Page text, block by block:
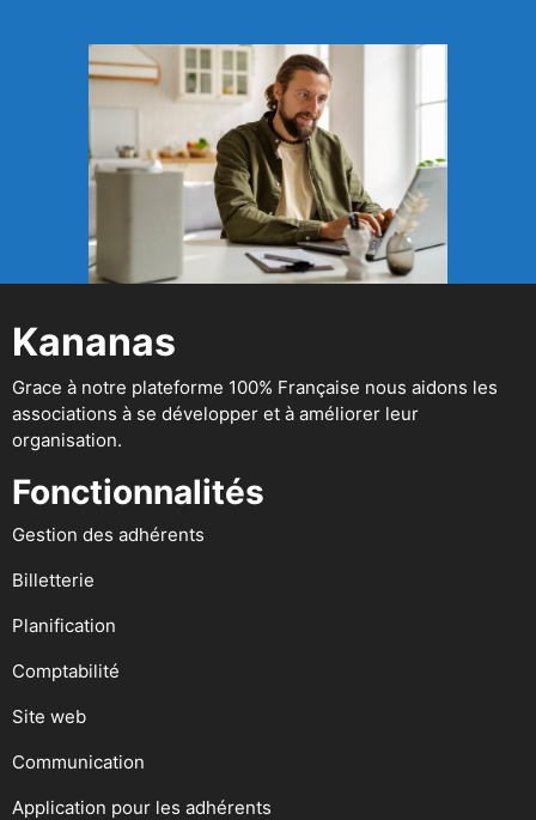
Kananas
Grace à notre plateforme 100% Française nous aidons les
associations à se développer et à améliorer leur
organisation.
Fonctionnalités
Gestion des adhérents
Billetterie
Planification
Comptabilité
Site web
Communication
Application pour les adhérents